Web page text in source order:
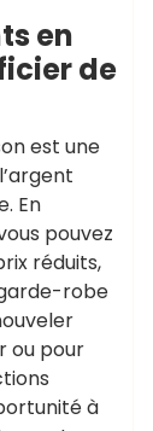
en
de
est une
En
pouvez
réduits,
robe
ou pour
à